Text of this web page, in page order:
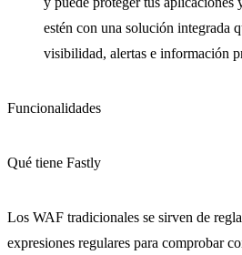
estén con una solución integrada
visibilidad, alertas e información
Funcionalidades
Qué tiene Fastly
Los WAF tradicionales se sirven de
expresiones regulares para comprobar